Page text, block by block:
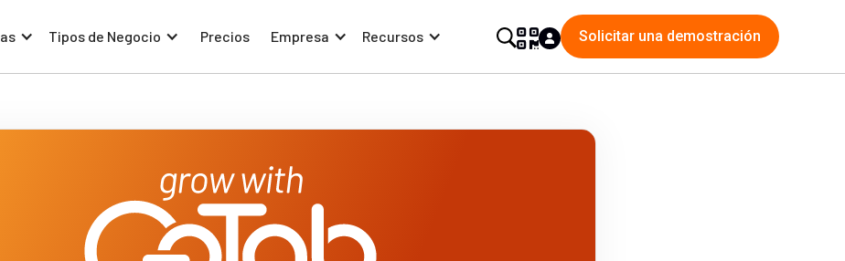
Tipos de Negocio Precios Empresa Recursos Solicitar una demostración